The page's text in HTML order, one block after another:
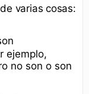
varias cosas:
ejemplo,
no son o son